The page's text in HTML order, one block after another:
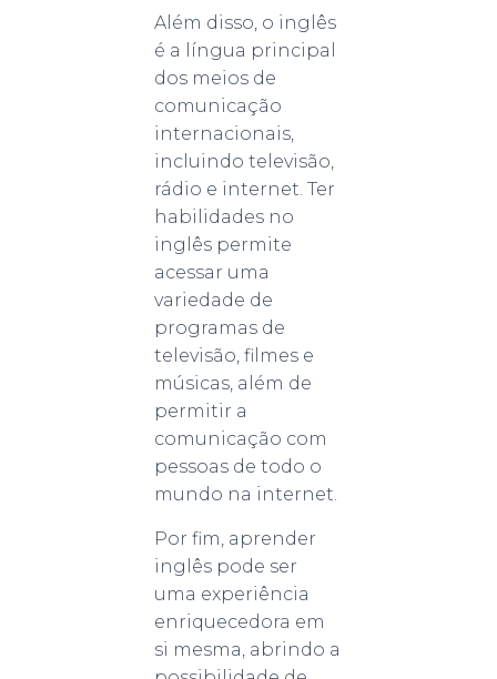
Além disso, o inglês
é a língua principal
dos meios de
comunicação
internacionais,
incluindo televisão,
rádio e internet. Ter
habilidades no
inglês permite
acessar uma
variedade de
programas de
televisão, filmes e
músicas, além de
permitir a
comunicação com
pessoas de todo o
mundo na internet.
Por fim, aprender
inglês pode ser
uma experiência
enriquecedora em
si mesma, abrindo a